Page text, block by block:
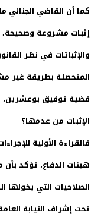
كما أن القاضي الجنائي
إثبات مشروعة وصحيحة.
والإثباتات في نظر
المتحصلة بطريقة غير
قضية توفيق
الإثبات من عدمها؟
فالقراءة الأولية
هيئات الدفاع، تؤكد
الصلاحيات التي يخولها
تحت إشراف النيابة